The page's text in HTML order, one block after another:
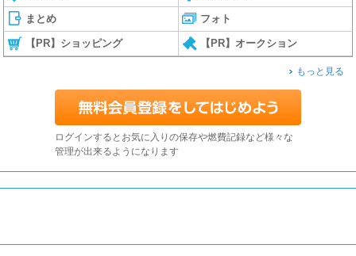
まとめ フォト
【PR】ショッピング 【PR】オークション
もっと見る
ログインするとお気に入りの保存や燃費記録など様々な
管理が出来るようになります